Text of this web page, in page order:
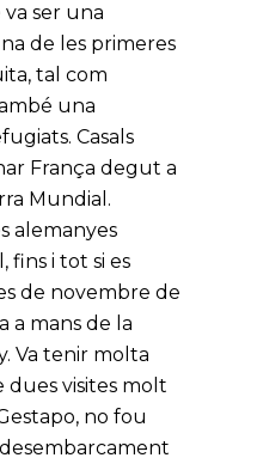
va ser una
de les primeres
tal com
una
Casals
França degut a
Mundial.
alemanyes
fins i tot si es
de novembre de
a mans de la
Va tenir molta
visites molt
no fou